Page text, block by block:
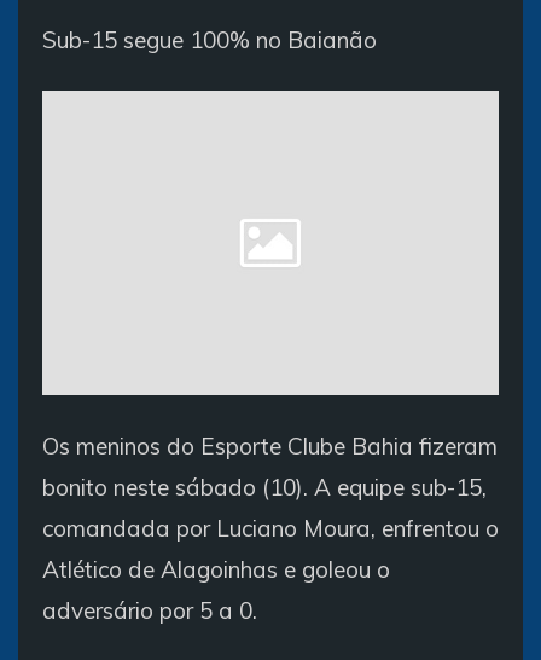
Sub-15 segue 100% no Baianão
Os meninos do Esporte Clube Bahia fizeram
bonito neste sábado (10). A equipe sub-15,
comandada por Luciano Moura, enfrentou o
Atlético de Alagoinhas e goleou o
adversário por 5 a 0.